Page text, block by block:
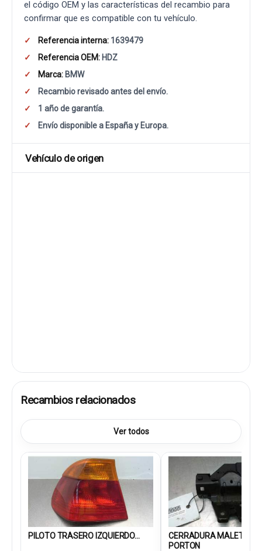
el código OEM y las características del recambio para
confirmar que es compatible con tu vehículo.
Referencia interna: 1639479
Referencia OEM: HDZ
Marca: BMW
Recambio revisado antes del envío.
1 año de garantía.
Envío disponible a España y Europa.
Vehículo de origen
Recambios relacionados
Ver todos
PILOTO TRASERO IZQUIERDO...
CERRADURA MALETERO
PORTON